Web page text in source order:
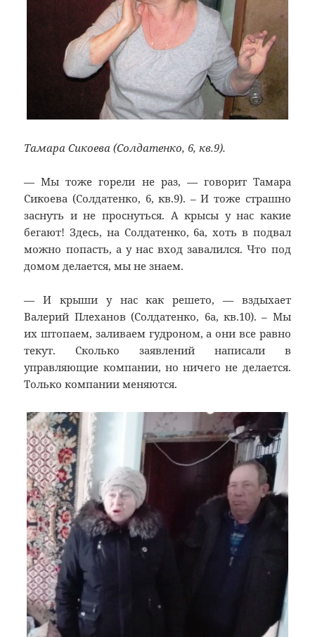
Тамара Сикоева (Солдатенко, 6, кв.9).
— Мы тоже горели не раз, — говорит Тамара
Сикоева (Солдатенко, 6, кв.9). – И тоже страшно
заснуть и не проснуться. А крысы у нас какие
бегают! Здесь, на Солдатенко, 6а, хоть в подвал
можно попасть, а у нас вход завалился. Что под
домом делается, мы не знаем.
— И крыши у нас как решето, — вздыхает
Валерий Плеханов (Солдатенко, 6а, кв.10). – Мы
их штопаем, заливаем гудроном, а они все равно
текут. Сколько заявлений написали в
управляющие компании, но ничего не делается.
Только компании меняются.